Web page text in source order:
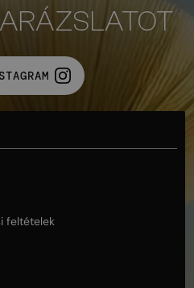
feltételek